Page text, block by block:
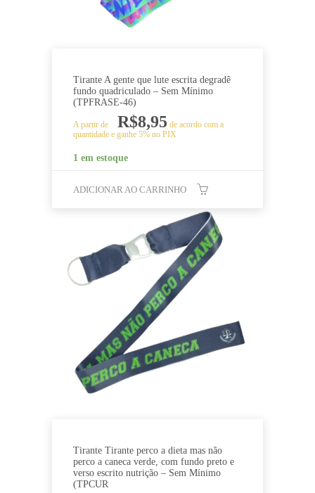
Tirante A gente que lute escrita degradê
fundo quadriculado – Sem Mínimo
(TPFRASE-46)
A partir de R$8,95 de acordo com a
quantidade e ganhe 5% no PIX
1 em estoque
ADICIONAR AO CARRINHO
Tirante Tirante perco a dieta mas não
perco a caneca verde, com fundo preto e
verso escrito nutrição – Sem Mínimo
(TPCUR